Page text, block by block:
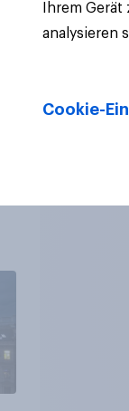
Ihrem
analysieren
Cookie-